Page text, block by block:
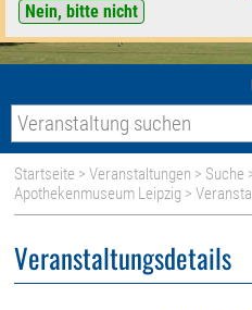
Nein, bitte nicht
Startseite >Veranstaltungen > Suche
Apothekenmuseum Leipzig >
Veranstaltungsdetails